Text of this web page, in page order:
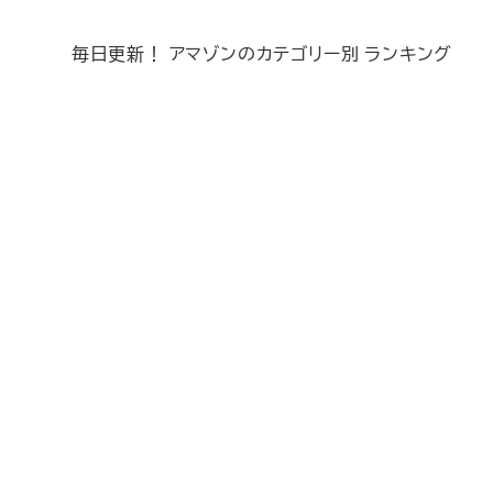
毎日更新！ アマゾンのカテゴリー別 ランキング